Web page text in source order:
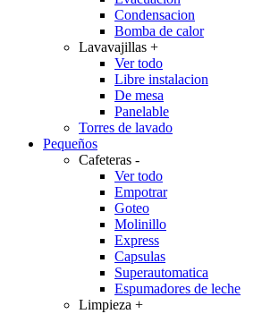
Condensacion
Bomba de calor
Lavavajillas +
Ver todo
Libre instalacion
De mesa
Panelable
Torres de lavado
Pequeños
Cafeteras -
Ver todo
Empotrar
Goteo
Molinillo
Express
Capsulas
Superautomatica
Espumadores de leche
Limpieza +